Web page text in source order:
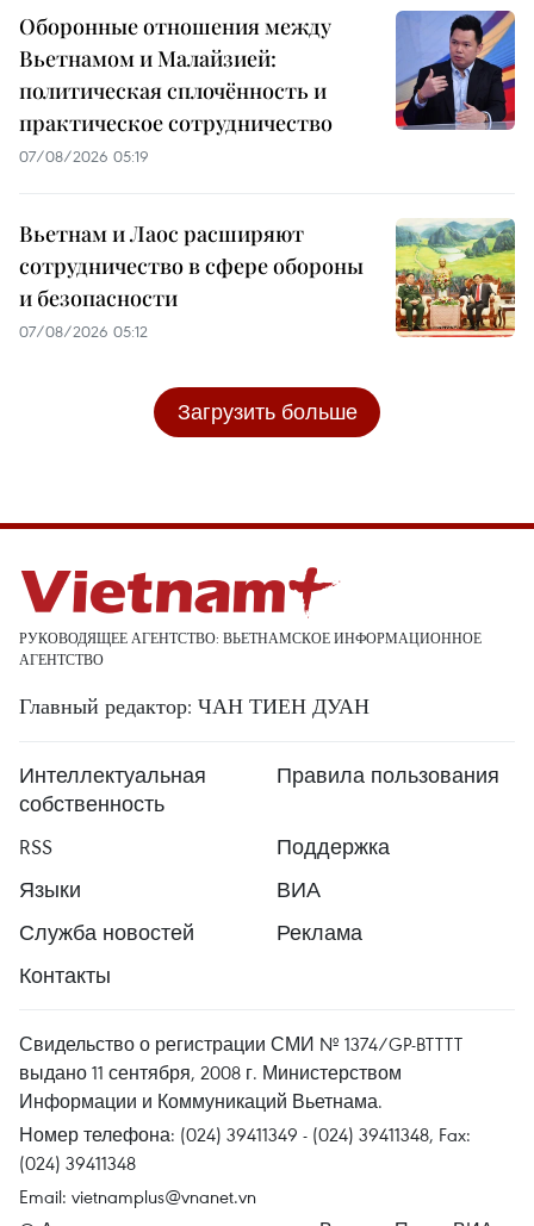
Оборонные отношения между
Вьетнамом и Малайзией:
политическая сплочённость и
практическое сотрудничество
07/08/2026 05:19
Вьетнам и Лаос расширяют
сотрудничество в сфере обороны
и безопасности
07/08/2026 05:12
Загрузить больше
РУКОВОДЯЩЕЕ АГЕНТСТВО: ВЬЕТНАМСКОЕ ИНФОРМАЦИОННОЕ
АГЕНТСТВО
Главный редактор: ЧАН ТИЕН ДУАН
Интеллектуальная
собственность
Правила пользования
RSS
Поддержка
Языки
ВИА
Служба новостей
Реклама
Контакты
Свидельство о регистрации СМИ № 1374/GP-BTTTT
выдано 11 сентября, 2008 г. Министерством
Информации и Коммуникаций Вьетнама.
Номер телефона: (024) 39411349 - (024) 39411348, Fax:
(024) 39411348
Email: vietnamplus@vnanet.vn